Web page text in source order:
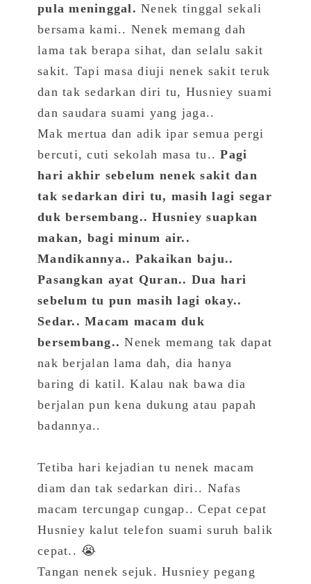
pula meninggal.Nenek tinggal sekali
bersama kami.. Nenek memang dah
lama tak berapa sihat, dan selalu sakit
sakit. Tapi masa diuji nenek sakit teruk
dan tak sedarkan diri tu, Husniey suami
dan saudara suami yang jaga..
Mak mertua dan adik ipar semua pergi
bercuti, cuti sekolah masa tu..Pagi
hari akhir sebelum nenek sakit dan
tak sedarkan diri tu, masih lagi segar
duk bersembang.. Husniey suapkan
makan, bagi minum air..
Mandikannya​.. Pakaikan baju..
Pasangkan ayat Quran.. Dua hari
sebelum tu pun masih lagi okay..
Sedar.. Macam macam duk
bersembang.. Nenek memang tak dapat
nak berjalan lama dah, dia hanya
baring di katil. Kalau nak bawa dia
berjalan pun kena dukung atau papah
badannya..
Tetiba hari kejadian tu nenek macam
diam dan tak sedarkan diri.. Nafas
macam tercungap cungap.. Cepat cepat
Husniey kalut telefon suami suruh balik
cepat.. 😭
Tangan nenek sejuk. Husniey pegang